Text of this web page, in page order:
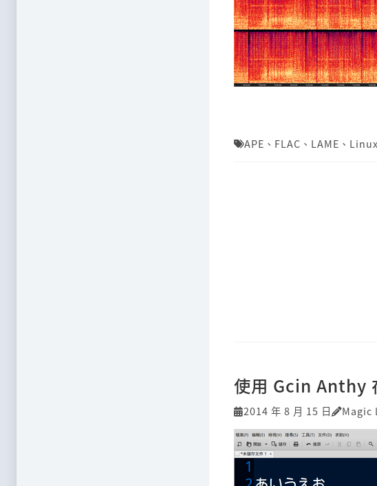
APE 、 FLAC 、 LAME 、 Linux
使用 Gcin Anthy
2014 年 8 月 15 日 Magic